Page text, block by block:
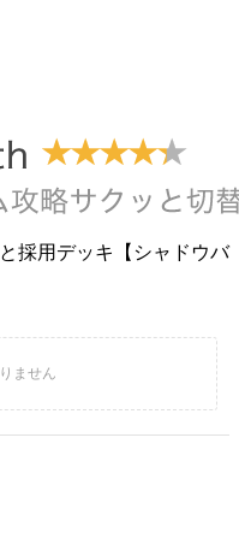
採用デッキ【シャドウバ